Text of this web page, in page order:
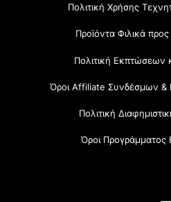
Πολιτική Χρήσης
Προϊόντα Φιλικά
Πολιτική Εκπτώσεων
Όροι Affiliate Συνδέσμων &
Πολιτική
Όροι Προγράμματος